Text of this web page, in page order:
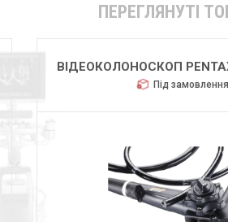
ПЕРЕГЛЯНУТІ
ВІДЕОКОЛОНОСКОП
Під замовлення